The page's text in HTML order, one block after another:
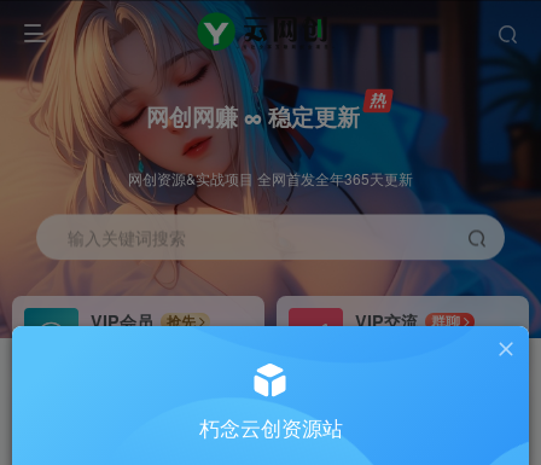
网创网赚 ∞ 稳定更新
网创资源&实战项目 全网首发全年365天更新
输入关键词搜索
VIP会员
抢先
VIP交流
群聊
研究探讨更多创业项目路子。
会员专属推广链接朽念云创资源站